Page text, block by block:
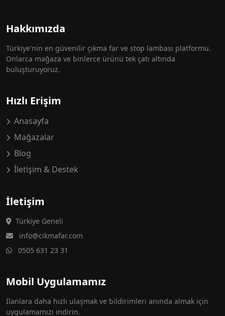
Hakkımızda
Türkiye'nin en güvenilir çıkma far ve stop lambası platformu.
Onlarca mağaza ve binlerce ürünü tek çatı altında
buluşturuyoruz.
Hızlı Erişim
Anasayfa
Mağazalar
Blog
İletişim & Destek
İletişim
Türkiye Geneli
info@cikmafar.com
0505 631 23 31
Mobil Uygulamamız
İlanlara daha hızlı ulaşmak ve bildirimleri anında almak için
uygulamamızı indirin.